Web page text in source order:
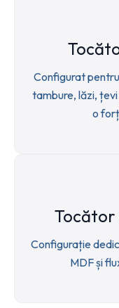
Configurat
tambure, lăzi,
o
Tocător
Configurație
MDF și